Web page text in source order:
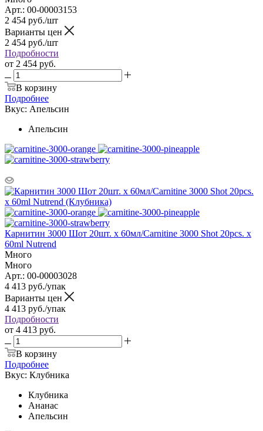
Арт.: 00-00003153
2 454 руб./шт
Варианты цен
2 454 руб./шт
Подробности
от 2 454 руб.
В корзину
Подробнее
Вкус: Апельсин
Апельсин
Карнитин 3000 Шот 20шт. х 60мл/Carnitine 3000 Shot 20pcs. х
60ml Nutrend
Много
Много
Арт.: 00-00003028
4 413 руб./упак
Варианты цен
4 413 руб./упак
Подробности
от 4 413 руб.
В корзину
Подробнее
Вкус: Клубника
Клубника
Ананас
Апельсин